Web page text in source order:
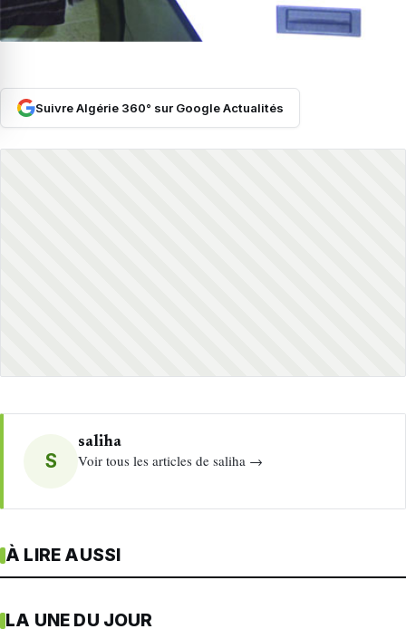
Suivre Algérie 360° sur Google Actualités
S
saliha
Voir tous les articles de saliha →
À LIRE AUSSI
LA UNE DU JOUR